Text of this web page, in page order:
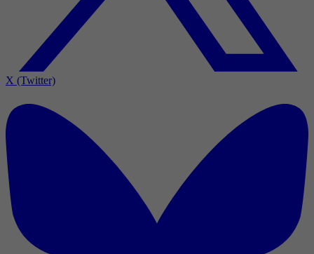
X (Twitter)